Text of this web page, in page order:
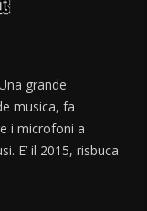
grande
musica, fa
i microfoni a
E’ il 2015, risbuca